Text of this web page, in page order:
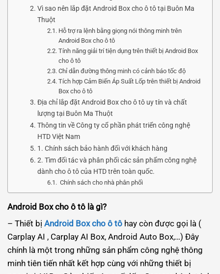
Vì sao nên lắp đặt Android Box cho ô tô tại Buôn Ma
Thuột
Hỗ trợ ra lệnh bằng giọng nói thông minh trên
Android Box cho ô tô
Tính năng giải trí tiện dụng trên thiết bị Android Box
cho ô tô
Chỉ dẫn đường thông minh có cảnh báo tốc độ
Tích hợp Cảm Biến Áp Suất Lốp trên thiết bị Android
Box cho ô tô
Địa chỉ lắp đặt Android Box cho ô tô uy tín và chất
lượng tại Buôn Ma Thuột
Thông tin về Công ty cổ phần phát triển công nghệ
HTD Việt Nam
1. Chính sách bảo hành đối với khách hàng
2. Tìm đối tác và phân phối các sản phẩm công nghệ
dành cho ô tô của HTD trên toàn quốc.
Chính sách cho nhà phân phối
Android Box cho ô tô là gì?
– Thiết bị Android Box cho ô tô hay còn được gọi là (
Carplay AI , Carplay AI Box, Android Auto Box,…) Đây
chính là một trong những sản phẩm công nghệ thông
minh tiên tiến nhất kết hợp cùng với những thiết bị